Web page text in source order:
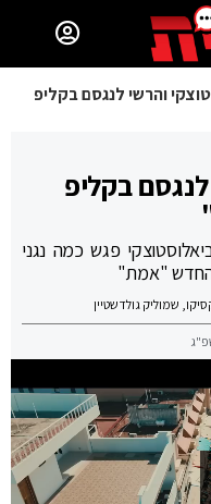
והרשי לנגסם בקליפ
לנגסם בקליפ
פגש כמה נגני
החדש "אמת"
, שמוליק גולדשטיין